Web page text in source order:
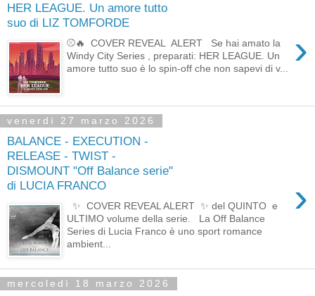
HER LEAGUE. Un amore tutto
suo di LIZ TOMFORDE
›
⚾🔥 COVER REVEAL ALERT Se hai amato la
Windy City Series , preparati: HER LEAGUE. Un
amore tutto suo è lo spin-off che non sapevi di v...
venerdì 27 marzo 2026
BALANCE - EXECUTION -
RELEASE - TWIST -
DISMOUNT "Off Balance serie"
di LUCIA FRANCO
›
✨ COVER REVEAL ALERT ✨ del QUINTO e
ULTIMO volume della serie. La Off Balance
Series di Lucia Franco è uno sport romance
ambient...
mercoledì 18 marzo 2026